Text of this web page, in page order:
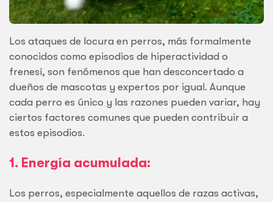
Los ataques de locura en perros, más formalmente
conocidos como episodios de hiperactividad o
frenesí, son fenómenos que han desconcertado a
dueños de mascotas y expertos por igual. Aunque
cada perro es único y las razones pueden variar, hay
ciertos factores comunes que pueden contribuir a
estos episodios.
1. Energía acumulada:
Los perros, especialmente aquellos de razas activas,